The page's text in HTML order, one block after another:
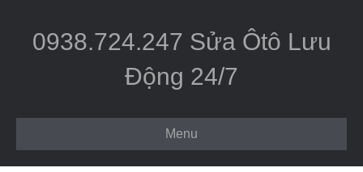
0938.724.247 Sửa Ôtô Lưu
Động 24/7
Menu